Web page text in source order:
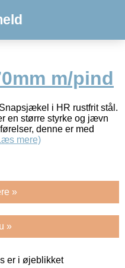
m/pind
i HR rustfrit stål.
en større styrke og jævn
denne er med
mere)
»
»
er i øjeblikket